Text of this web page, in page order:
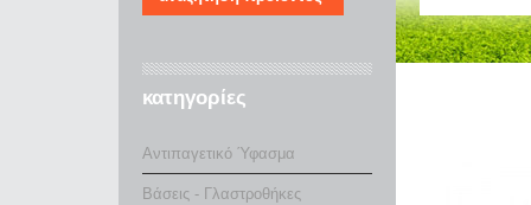
κατηγορίες
Αντιπαγετικό Ύφασμα
Βάσεις - Γλαστροθήκες